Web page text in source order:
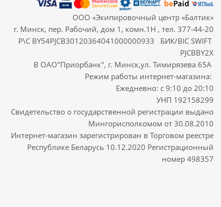
ООО «Экипировочный центр «Балтик»
г. Минск, пер. Рабочий, дом 1, комн.1Н , тел. 377-44-20
Р\С BY54PJCB30120364041000000933 БИК/BIC SWIFT
PJCBBY2X
В ОАО"Приорбанк", г. Минск,ул. Тимирязева 65А
Режим работы интернет-магазина:
Ежедневно: с 9:10 до 20:10
УНП 192158299
Свидетельство о государственной регистрации выдано
Мингорисполкомом от 30.08.2010
Интернет-магазин зарегистрирован в Торговом реестре
Республике Беларусь 10.12.2020 Регистрационный
номер 498357